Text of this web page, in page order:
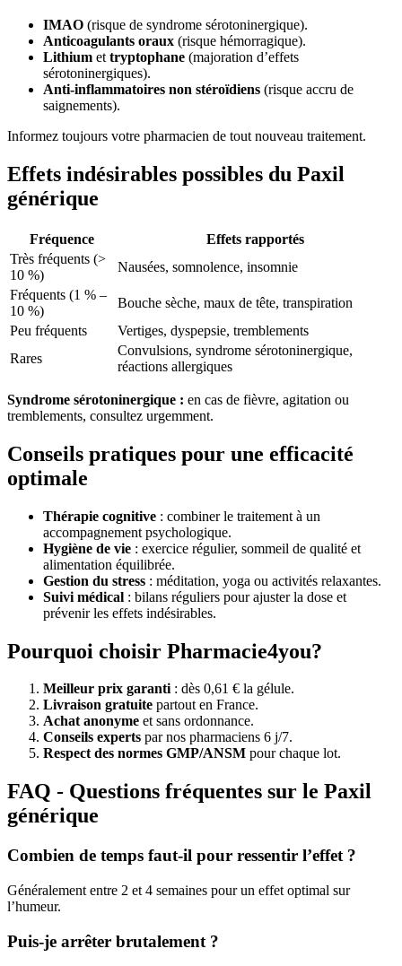
IMAO (risque de syndrome sérotoninergique).
Anticoagulants oraux (risque hémorragique).
Lithium et tryptophane (majoration d’effets
sérotoninergiques).
Anti-inflammatoires non stéroïdiens (risque accru de
saignements).
Informez toujours votre pharmacien de tout nouveau traitement.
Effets indésirables possibles du Paxil
générique
Fréquence
Effets rapportés
Très fréquents (>
10 %)
Nausées, somnolence, insomnie
Fréquents (1 % –
10 %)
Bouche sèche, maux de tête, transpiration
Peu fréquents
Vertiges, dyspepsie, tremblements
Rares
Convulsions, syndrome sérotoninergique,
réactions allergiques
Syndrome sérotoninergique : en cas de fièvre, agitation ou
tremblements, consultez urgemment.
Conseils pratiques pour une efficacité
optimale
Thérapie cognitive : combiner le traitement à un
accompagnement psychologique.
Hygiène de vie : exercice régulier, sommeil de qualité et
alimentation équilibrée.
Gestion du stress : méditation, yoga ou activités relaxantes.
Suivi médical : bilans réguliers pour ajuster la dose et
prévenir les effets indésirables.
Pourquoi choisir Pharmacie4you?
Meilleur prix garanti: dès 0,61 € la gélule.
Livraison gratuite partout en France.
Achat anonyme et sans ordonnance.
Conseils experts par nos pharmaciens 6 j/7.
Respect des normes GMP/ANSM pour chaque lot.
FAQ - Questions fréquentes sur le Paxil
générique
Combien de temps faut-il pour ressentir l’effet ?
Généralement entre 2 et 4 semaines pour un effet optimal sur
l’humeur.
Puis-je arrêter brutalement ?